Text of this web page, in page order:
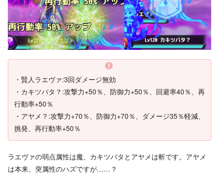
・賢人ラエヴァ:3回ダメージ無効
・カキツバタ？:攻撃力+50％、防御力+50％、回避率40％、再
行動率+50％
・アヤメ？:攻撃力+70％、防御力+70％、ダメージ35％軽減、
挑発、再行動率+50％
ラエヴァの弱点属性は魔、カキツバタとアヤメは斬です。アヤメ
は本来、突属性のハズですが……？